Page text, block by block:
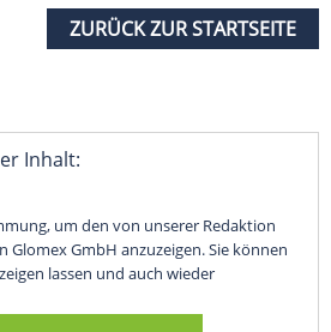
ZURÜCK ZUR STARTSEITE
Inhalt:
um den von unserer Redaktion
GmbH anzuzeigen. Sie können
lassen und auch wieder